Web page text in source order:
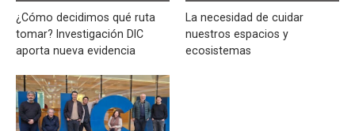
¿Cómo decidimos qué ruta
tomar? Investigación DIC
aporta nueva evidencia
La necesidad de cuidar
nuestros espacios y
ecosistemas